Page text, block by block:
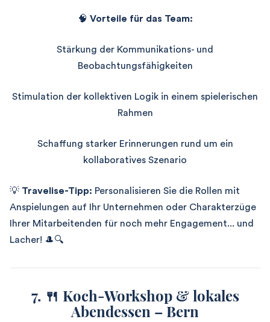
🧠 Vorteile für das Team:
Stärkung der Kommunikations- und
Beobachtungsfähigkeiten
Stimulation der kollektiven Logik in einem spielerischen
Rahmen
Schaffung starker Erinnerungen rund um ein
kollaboratives Szenario
💡 Travelise-Tipp: Personalisieren Sie die Rollen mit
Anspielungen auf Ihr Unternehmen oder Charakterzüge
Ihrer Mitarbeitenden für noch mehr Engagement... und
Lacher! 🎩🔍
7. 🍴 Koch-Workshop & lokales
Abendessen – Bern